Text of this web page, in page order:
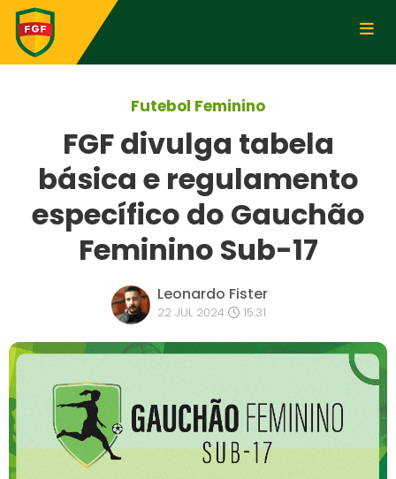
Futebol Feminino
FGF divulga tabela
básica e regulamento
específico do Gauchão
Feminino Sub-17
Leonardo Fister
22 JUL 2024 15:31